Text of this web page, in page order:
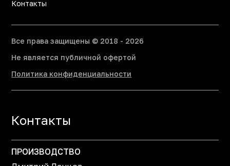
Контакты
Все права защищены © 2018 - 2026
Не является публичной офертой
Политика конфиденциальности
Контакты
ПРОИЗВОДСТВО